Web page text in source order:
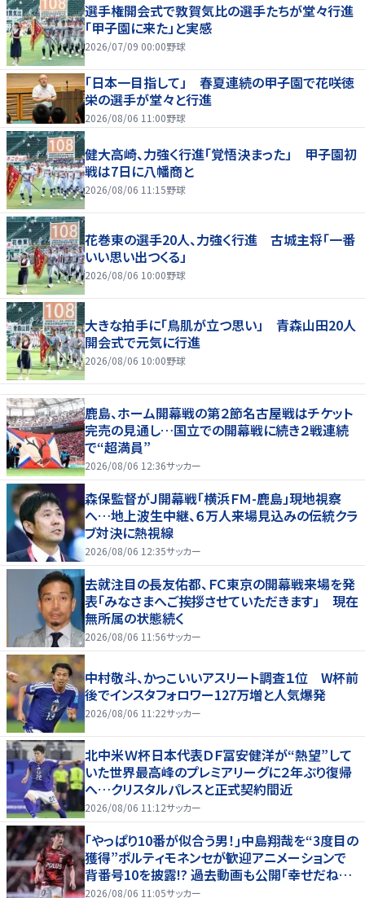
選手権開会式で敦賀気比の選手たちが堂々行進
「甲子園に来た」と実感
2026/07/09 00:00野球
「日本一目指して」 春夏連続の甲子園で花咲徳
栄の選手が堂々と行進
2026/08/06 11:00野球
健大高崎、力強く行進「覚悟決まった」 甲子園初
戦は7日に八幡商と
2026/08/06 11:15野球
花巻東の選手20人、力強く行進 古城主将「一番
いい思い出つくる」
2026/08/06 10:00野球
大きな拍手に「鳥肌が立つ思い」 青森山田20人
開会式で元気に行進
2026/08/06 10:00野球
鹿島、ホーム開幕戦の第２節名古屋戦はチケット
完売の見通し…国立での開幕戦に続き２戦連続
で“超満員”
2026/08/06 12:36サッカー
森保監督がＪ開幕戦「横浜ＦＭ-鹿島」現地視察
へ…地上波生中継、６万人来場見込みの伝統クラ
ブ対決に熱視線
2026/08/06 12:35サッカー
去就注目の長友佑都、ＦＣ東京の開幕戦来場を発
表「みなさまへご挨拶させていただきます」 現在
無所属の状態続く
2026/08/06 11:56サッカー
中村敬斗、かっこいいアスリート調査１位 W杯前
後でインスタフォロワー127万増と人気爆発
2026/08/06 11:22サッカー
北中米Ｗ杯日本代表ＤＦ冨安健洋が“熱望”して
いた世界最高峰のプレミアリーグに２年ぶり復帰
へ…クリスタルパレスと正式契約間近
2026/08/06 11:12サッカー
｢やっぱり10番が似合う男！｣中島翔哉を“3度目の
獲得”ポルティモネンセが歓迎アニメーションで
背番号10を披露!? 過去動画も公開｢幸せだね〜｣
｢爽やかイケメン｣
2026/08/06 11:05サッカー